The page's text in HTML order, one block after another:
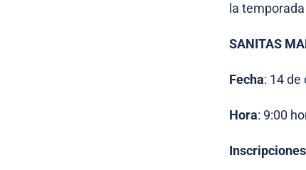
la
SANITAS
Fecha: 14 de
Hora: 9:00